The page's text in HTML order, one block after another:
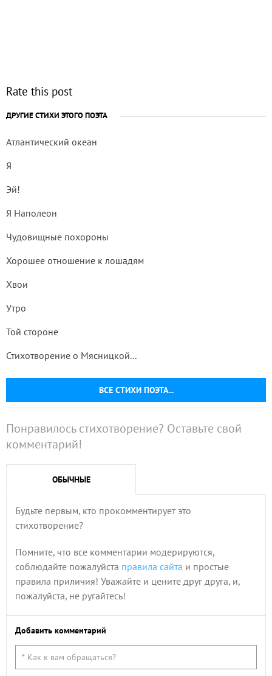
Rate this post
ДРУГИЕ СТИХИ ЭТОГО ПОЭТА
ВСЕ СТИХИ ПОЭТА...
Атлантический океан
Я
Эй!
Я Наполеон
Чудовищные похороны
Хорошее отношение к лошадям
Хвои
Утро
Той стороне
Стихотворение о Мясницкой...
Понравилось стихотворение? Оставьте свой
комментарий!
ОБЫЧНЫЕ
Будьте первым, кто прокомментирует это
стихотворение?
Помните, что все комментарии модерируются,
соблюдайте пожалуйста правила сайта и простые
правила приличия! Уважайте и цените друг друга, и,
пожалуйста, не ругайтесь!
Добавить комментарий